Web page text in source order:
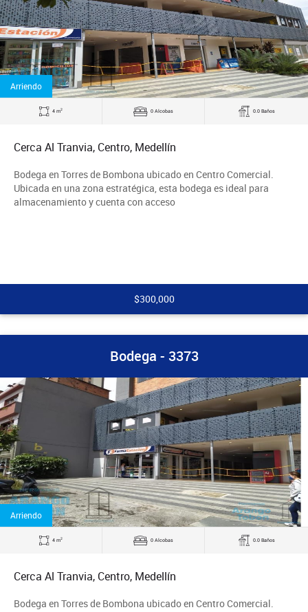
Arriendo
4 m2 0 Alcobas 0.0 Baños
Cerca Al Tranvia, Centro, Medellín
Bodega en Torres de Bombona ubicado en Centro Comercial.
Ubicada en una zona estratégica, esta bodega es ideal para
almacenamiento y cuenta con acceso
$300,000
Bodega - 3373
Arriendo
4 m2 0 Alcobas 0.0 Baños
Cerca Al Tranvia, Centro, Medellín
Bodega en Torres de Bombona ubicado en Centro Comercial.